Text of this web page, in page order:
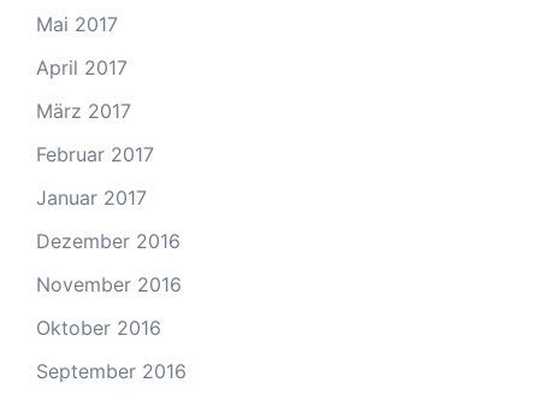
Mai 2017
April 2017
März 2017
Februar 2017
Januar 2017
Dezember 2016
November 2016
Oktober 2016
September 2016